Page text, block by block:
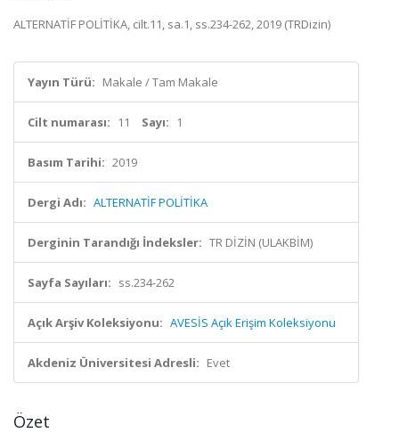
ALTERNATİF POLİTİKA, cilt.11, sa.1, ss.234-262, 2019 (TRDizin)
Yayın Türü: Makale / Tam Makale
Cilt numarası: 11 Sayı: 1
Basım Tarihi: 2019
Dergi Adı: ALTERNATİF POLİTİKA
Derginin Tarandığı İndeksler: TR DİZİN (ULAKBİM)
Sayfa Sayıları: ss.234-262
Açık Arşiv Koleksiyonu: AVESİS Açık Erişim Koleksiyonu
Akdeniz Üniversitesi Adresli: Evet
Özet